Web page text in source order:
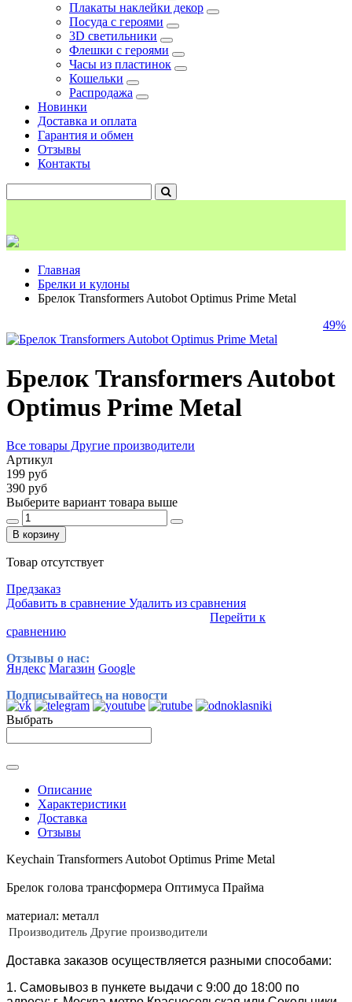
Плакаты наклейки декор
Посуда с героями
3D светильники
Флешки с героями
Часы из пластинок
Кошельки
Распродажа
Новинки
Доставка и оплата
Гарантия и обмен
Отзывы
Контакты
Главная
Брелки и кулоны
Брелок Transformers Autobot Optimus Prime Metal
49%
Брелок Transformers Autobot
Optimus Prime Metal
Все товары Другие производители
Артикул
199 руб
390 руб
Выберите вариант товара выше
В корзину
Товар отсутствует
Предзаказ
Добавить в сравнение Удалить из сравнения
Перейти к
сравнению
Отзывы о нас:
Яндекс Магазин Google
Подписывайтесь на новости
Выбрать
Описание
Характеристики
Доставка
Отзывы
Keychain Transformers Autobot Optimus Prime Metal
Брелок голова трансформера Оптимуса Прайма
материал: металл
Производитель Другие производители
Доставка заказов осуществляется разными способами:
1. Самовывоз в пункете выдачи с 9:00 до 18:00 по